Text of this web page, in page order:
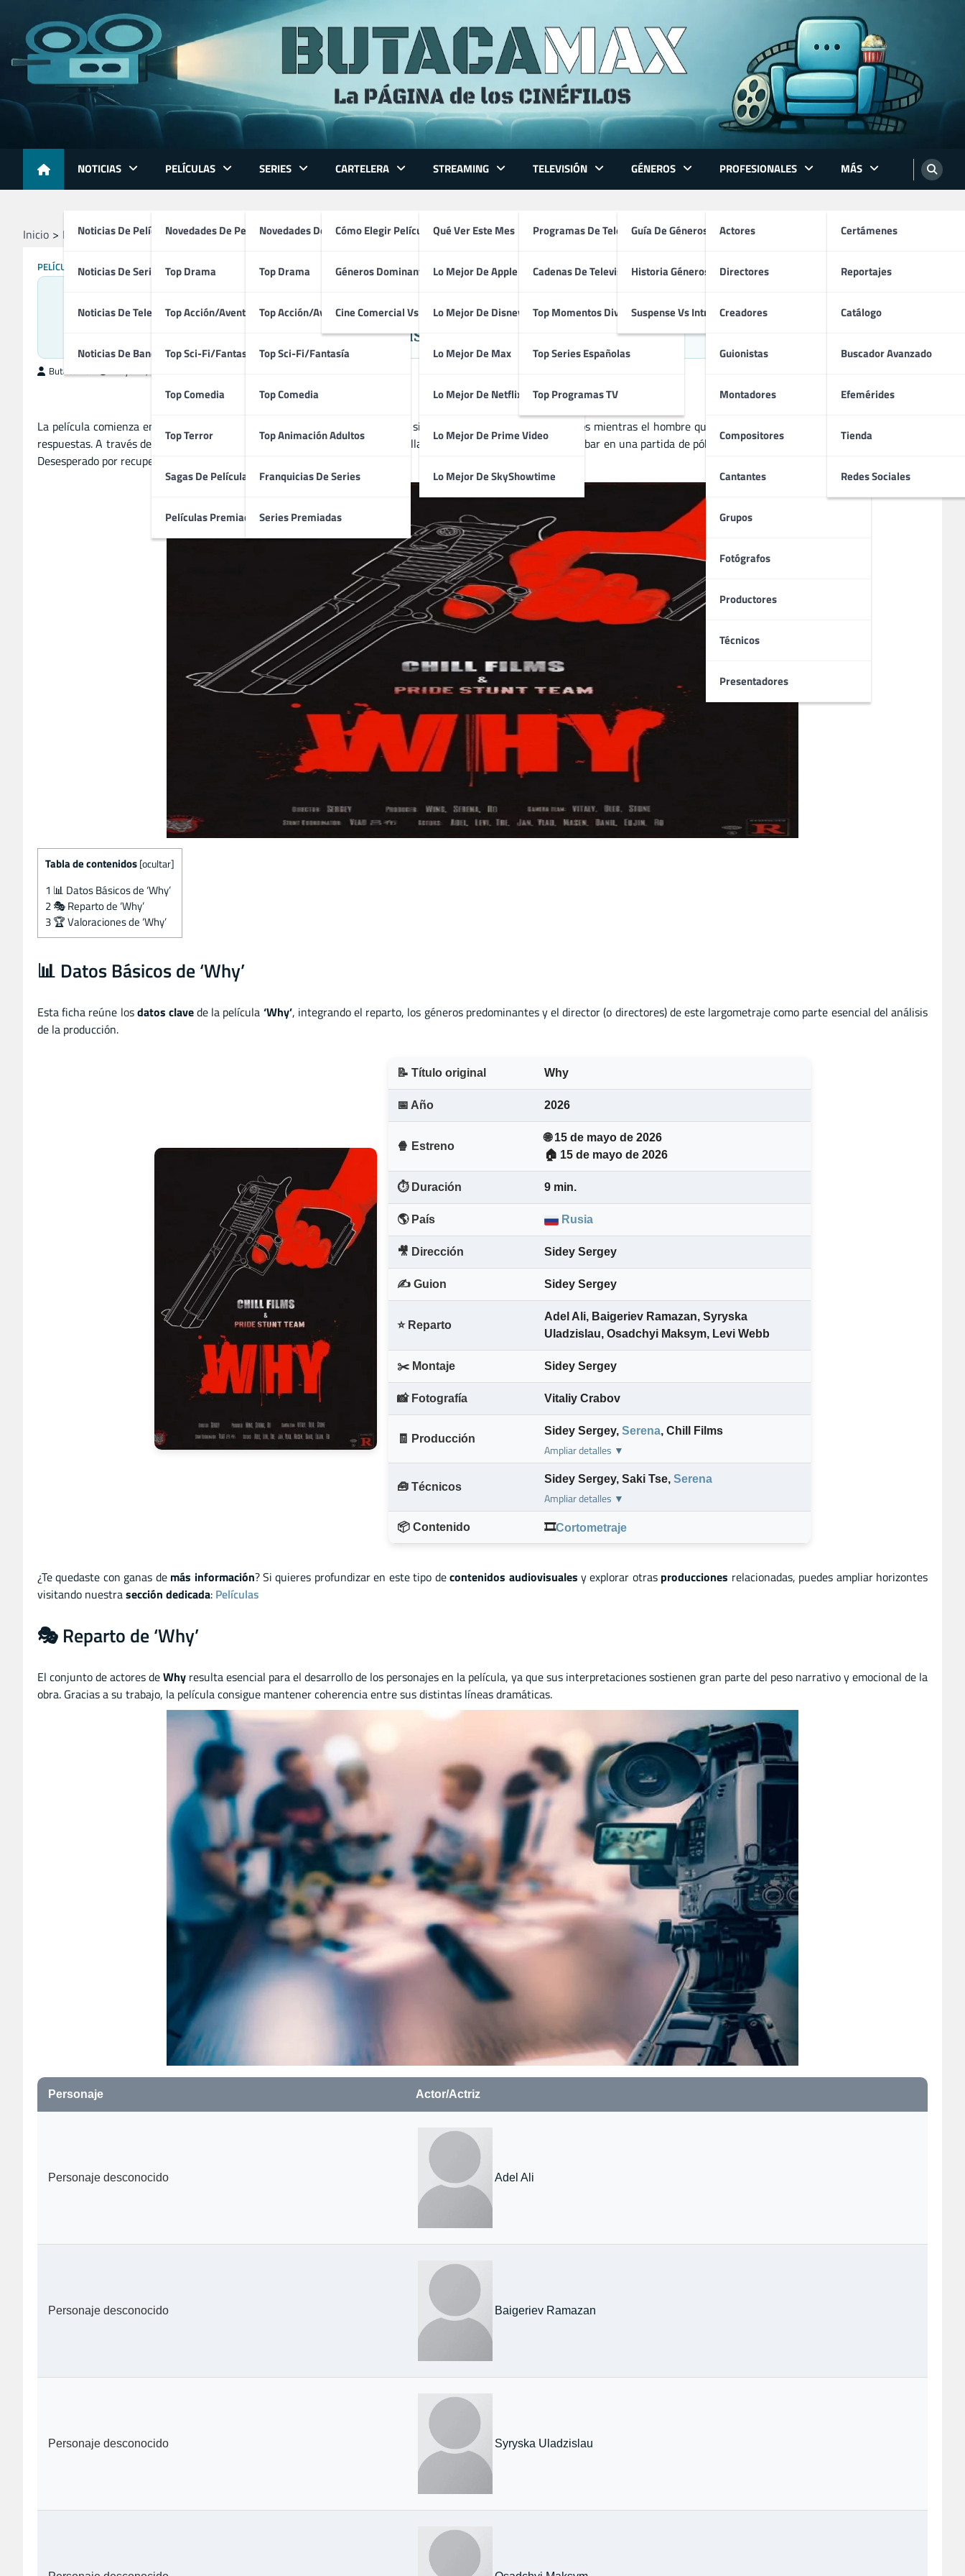
content
NOTICIAS
Noticias De Películas
Noticias De Series
Noticias De Televisión
Noticias De Bandas Sonoras
PELÍCULAS
Novedades De Películas
Top Drama
Top Acción/Aventura
Top Sci-Fi/Fantasía
Top Comedia
Top Terror
Sagas De Películas
Películas Premiadas
SERIES
Novedades De Series
Top Drama
Top Acción/Aventura
Top Sci-Fi/Fantasía
Top Comedia
Top Animación Adultos
Franquicias De Series
Series Premiadas
CARTELERA
Cómo Elegir Película
Géneros Dominantes
Cine Comercial Vs Autor
STREAMING
Qué Ver Este Mes
Lo Mejor De Apple TV
Lo Mejor De Disney+
Lo Mejor De Max
Lo Mejor De Netflix
Lo Mejor De Prime Video
Lo Mejor De SkyShowtime
TELEVISIÓN
Programas De Televisión
Cadenas De Televisión
Top Momentos Divertidos
Top Series Españolas
Top Programas TV
GÉNEROS
Guía De Géneros
Historia Géneros TV
Suspense Vs Intriga
PROFESIONALES
Actores
Directores
Creadores
Guionistas
Montadores
Compositores
Cantantes
Grupos
Fotógrafos
Productores
Técnicos
Presentadores
MÁS
Certámenes
Reportajes
Catálogo
Buscador Avanzado
Efemérides
Tienda
Redes Sociales
Inicio Películas Why (2026)
PELÍCULAS
Why (2026)
Filmación Rusa dirigida por Sidey Sergey
ButacaMax
La película comienza en el interior de un bar destrozado. El protagonista se sienta entre cadáveres y escombros mientras el hombre que lo ha protegido durante tanto tiempo exige
respuestas. A través de su tenso intercambio, la historia comienza a desarrollarse. Poco antes, había perdido su bar en una partida de póker contra un grupo de extraños sospechosos.
Desesperado por recuperarlo, aceptó una oferta de otro grupo turbio.
Tabla de contenidos [ocultar]
1 📊 Datos Básicos de ‘Why’
2🎭 Reparto de ‘Why’
3🏆 Valoraciones de ‘Why’
📊 Datos Básicos de ‘Why’
Esta ficha reúne losdatos clavede la película ‘Why’, integrando el reparto, los géneros predominantes y el director (o directores) de este largometraje como parte esencial del análisis
de la producción.
📝 Título original Why
📅 Año 2026
🍿 Estreno
🌐 15 de mayo de 2026
🏠 15 de mayo de 2026
⏱️ Duración 9 min.
🌎 País Rusia
🎥 Dirección Sidey Sergey
✍️ Guion Sidey Sergey
⭐ Reparto
Adel Ali, Baigeriev Ramazan, Syryska
Uladzislau, Osadchyi Maksym, Levi Webb
✂️ Montaje Sidey Sergey
📸 Fotografía Vitaliy Crabov
🧾 Producción
Sidey Sergey, Serena, Chill Films
Ampliar detalles ▼
🧰 Técnicos
Sidey Sergey, Saki Tse, Serena
Ampliar detalles ▼
📦 Contenido 🎞️Cortometraje
¿Te quedaste con ganas de más información? Si quieres profundizar en este tipo decontenidos audiovisuales y explorar otras producciones relacionadas, puedes ampliar horizontes
visitando nuestrasección dedicada: Películas
🎭 Reparto de ‘Why’
El conjunto de actores deWhy resulta esencial para el desarrollo de los personajes en la película, ya que sus interpretaciones sostienen gran parte del peso narrativo y emocional de la
obra. Gracias a su trabajo, la película consigue mantener coherencia entre sus distintas líneas dramáticas.
Personaje Actor/Actriz
Personaje desconocido Adel Ali
Personaje desconocido Baigeriev Ramazan
Personaje desconocido Syryska Uladzislau